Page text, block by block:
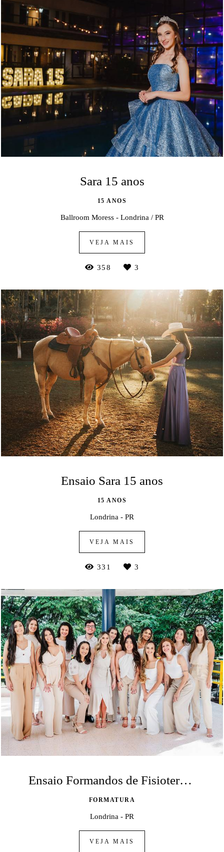
Sara 15 anos
15 ANOS
Ballroom Moress - Londrina / PR
VEJA MAIS
358 3
Ensaio Sara 15 anos
15 ANOS
Londrina - PR
VEJA MAIS
331 3
Ensaio Formandos de Fisioterapia - UEL
FORMATURA
Londrina - PR
VEJA MAIS